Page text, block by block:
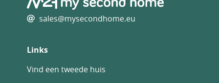
sales@mysecondhome.eu
Links
Vind een tweede huis